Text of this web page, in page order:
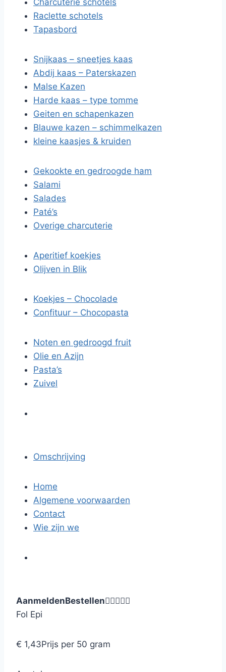
Charcuterie schotels
Raclette schotels
Tapasbord
Snijkaas – sneetjes kaas
Abdij kaas – Paterskazen
Malse Kazen
Harde kaas – type tomme
Geiten en schapenkazen
Blauwe kazen – schimmelkazen
kleine kaasjes & kruiden
Gekookte en gedroogde ham
Salami
Salades
Paté’s
Overige charcuterie
Aperitief koekjes
Olijven in Blik
Koekjes – Chocolade
Confituur – Chocopasta
Noten en gedroogd fruit
Olie en Azijn
Pasta’s
Zuivel
Omschrijving
Home
Algemene voorwaarden
Contact
Wie zijn we
AanmeldenBestellen
Fol Epi
€ 1,43Prijs per 50 gram